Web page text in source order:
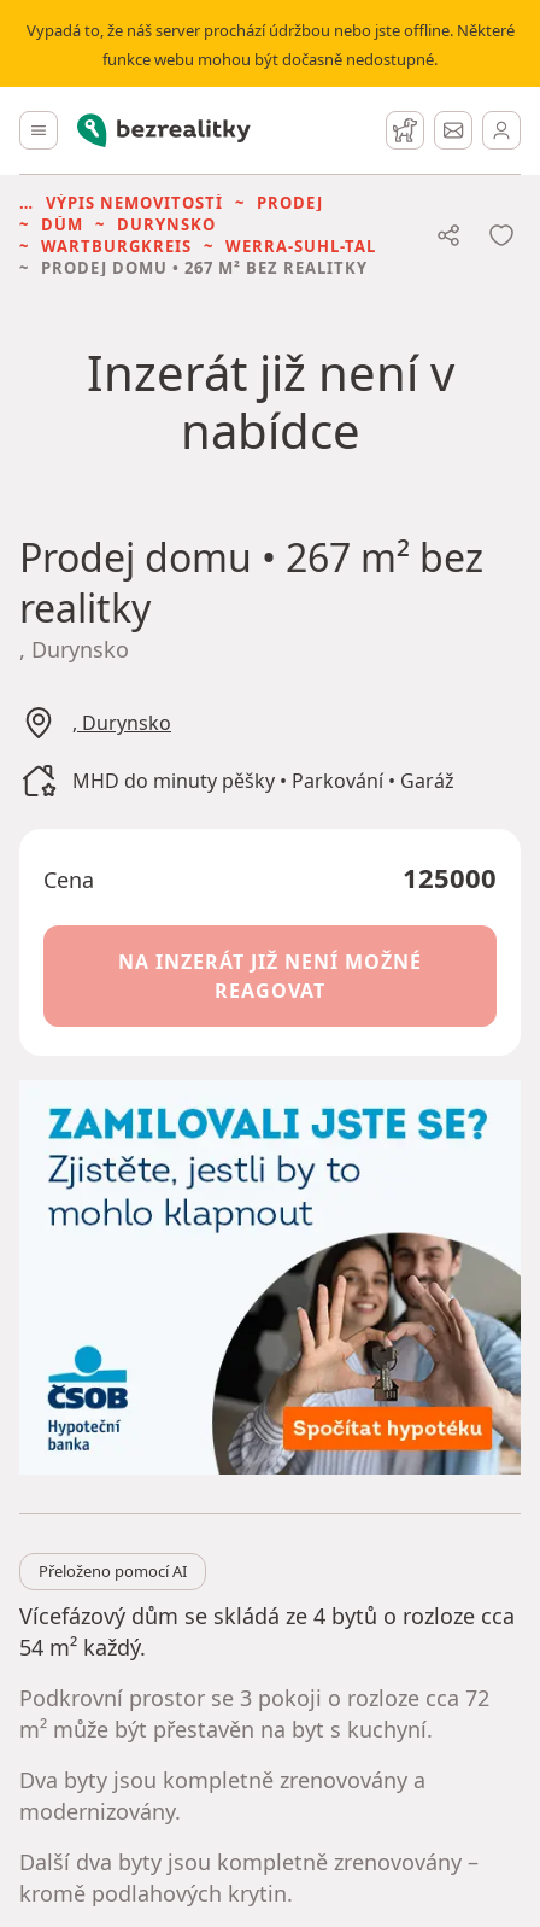
Vypadá to, že náš server prochází údržbou nebo jste offline. Některé
funkce webu mohou být dočasně nedostupné.
Hlavní menu
Bezrealitky Hlídací pes
Zprávy
VÝPIS NEMOVITOSTÍ
PRODEJ
DŮM
DURYNSKO
WARTBURGKREIS
WERRA-SUHL-TAL
PRODEJ DOMU • 267 M² BEZ REALITKY
Inzerát již není v
nabídce
Prodej domu • 267 m² bez
realitky
, Durynsko
, Durynsko
MHD do minuty pěšky • Parkování • Garáž
Cena 125000
NA INZERÁT JIŽ NENÍ MOŽNÉ
REAGOVAT
Přeloženo pomocí AI
Vícefázový dům se skládá ze 4 bytů o rozloze cca
54 m² každý.
Podkrovní prostor se 3 pokoji o rozloze cca 72
m² může být přestavěn na byt s kuchyní.
Dva byty jsou kompletně zrenovovány a
modernizovány.
Další dva byty jsou kompletně zrenovovány –
kromě podlahových krytin.